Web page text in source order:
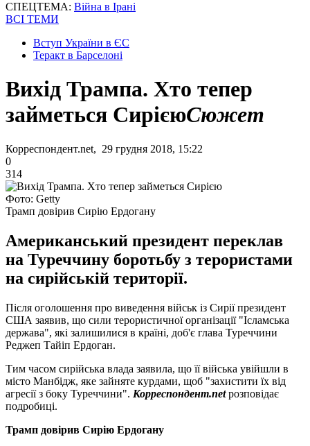
СПЕЦТЕМА: Війна в Ірані
ВСІ ТЕМИ
Вступ України в ЄС
Теракт в Барселоні
Вихід Трампа. Хто тепер
займеться СирієюСюжет
Корреспондент.net, 29 грудня 2018, 15:22
0
314
Фото: Getty
Трамп довірив Сирію Ердогану
Американський президент переклав
на Туреччину боротьбу з терористами
на сирійській території.
Після оголошення про виведення військ із Сирії президент
США заявив, що сили терористичної організації "Ісламська
держава", які залишилися в країні, доб'є глава Туреччини
Реджеп Тайіп Ердоган.
Тим часом сирійська влада заявила, що її війська увійшли в
місто Манбідж, яке зайняте курдами, щоб "захистити їх від
агресії з боку Туреччини". Корреспондент.netрозповідає
подробиці.
Трамп довірив Сирію Ердогану